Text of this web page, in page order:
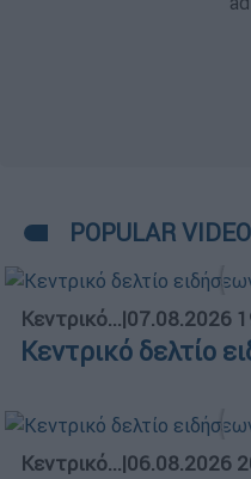
POPULAR
Κεντρικό...|07.08.2026
Κεντρικό δελτίο
Κεντρικό...|06.08.2026